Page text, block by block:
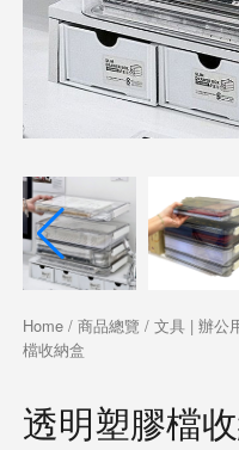
Home/ 商品總覽 / 文具 | 辦公
檔收納盒
透明塑膠檔